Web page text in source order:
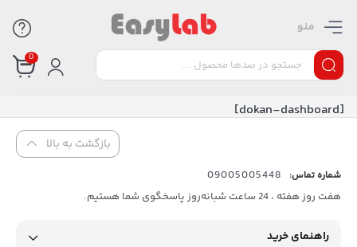
منو
0
[dokan-dashboard]
بازگشت به بالا
شماره تماس:
09005005448
هفت روز هفته ، 24 ساعت شبانه‌روز پاسخگوی شما هستیم.
راهنمای خرید